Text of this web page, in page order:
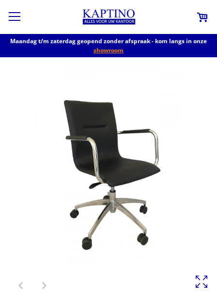
Maandag t/m zaterdag geopend zonder afspraak - kom langs in onze
showroom